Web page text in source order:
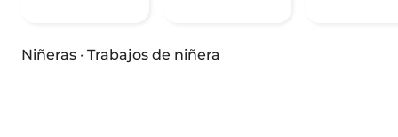
Niñeras · Trabajos de niñera